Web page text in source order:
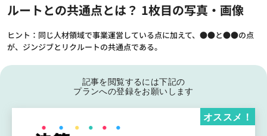
ルートとの共通点とは？ 1枚目の写真・画像
ヒント：同じ人材領域で事業運営している点に加えて、●●と●●の点
が、ジンジブとリクルートの共通点である。
記事を閲覧するには下記の
プランへの登録をお願いします
オススメ！